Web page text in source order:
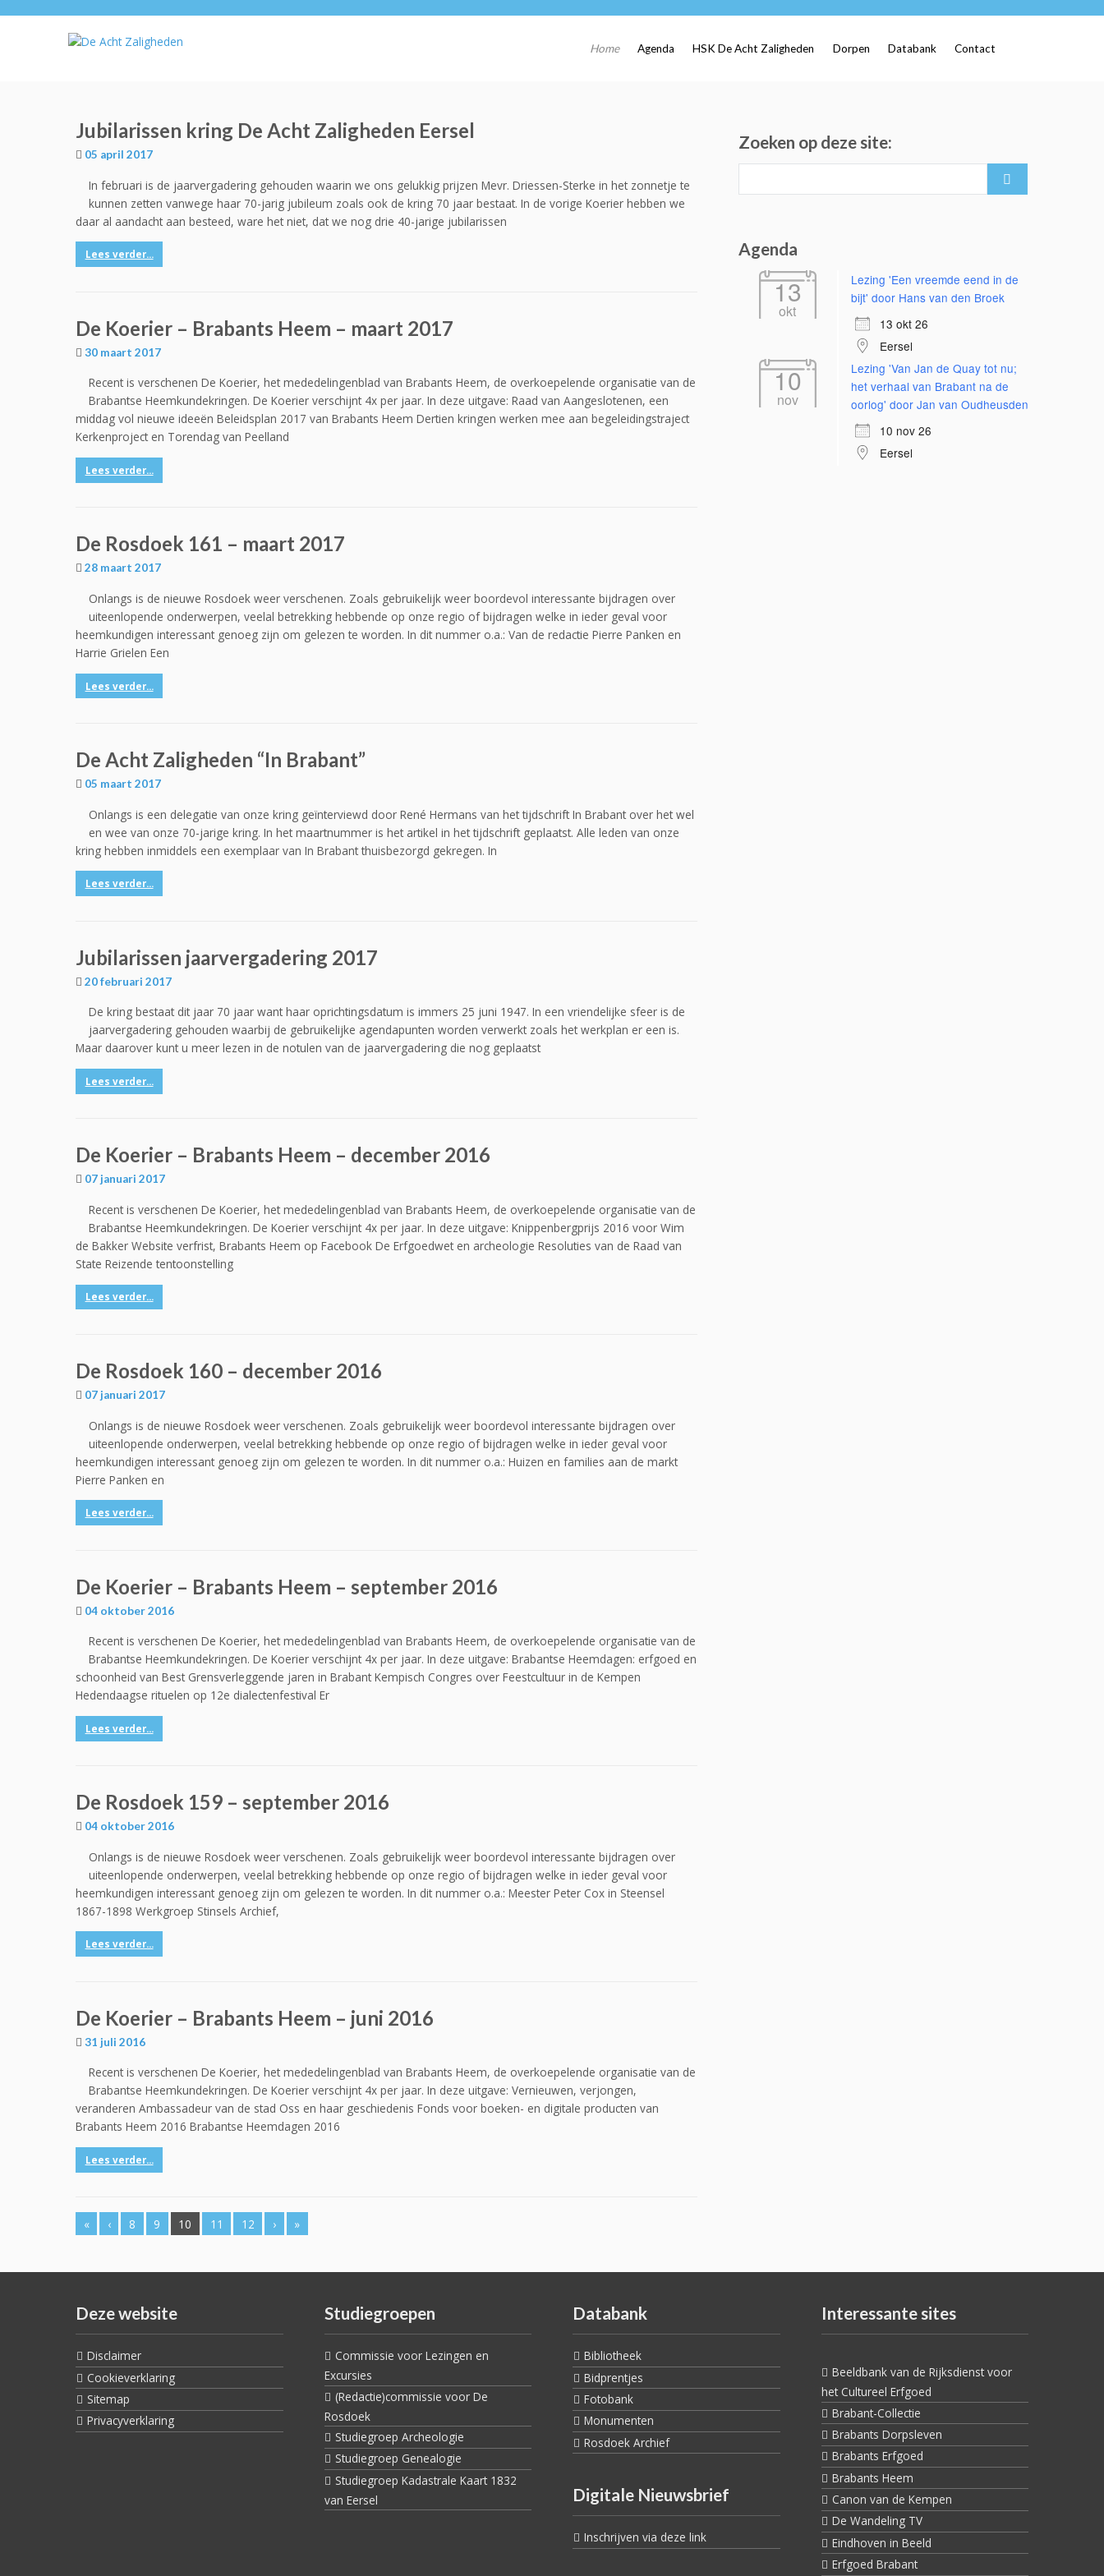
Home Agenda HSK De Acht Zaligheden Dorpen Databank Contact
Jubilarissen kring De Acht Zaligheden Eersel
05 april 2017
In februari is de jaarvergadering gehouden waarin we ons gelukkig prijzen Mevr. Driessen-Sterke in het zonnetje te
kunnen zetten vanwege haar 70-jarig jubileum zoals ook de kring 70 jaar bestaat. In de vorige Koerier hebben we
daar al aandacht aan besteed, ware het niet, dat we nog drie 40-jarige jubilarissen
Lees verder...
De Koerier – Brabants Heem – maart 2017
30 maart 2017
Recent is verschenen De Koerier, het mededelingenblad van Brabants Heem, de overkoepelende organisatie van de
Brabantse Heemkundekringen. De Koerier verschijnt 4x per jaar. In deze uitgave: Raad van Aangeslotenen, een
middag vol nieuwe ideeën Beleidsplan 2017 van Brabants Heem Dertien kringen werken mee aan begeleidingstraject
Kerkenproject en Torendag van Peelland
Lees verder...
De Rosdoek 161 – maart 2017
28 maart 2017
Onlangs is de nieuwe Rosdoek weer verschenen. Zoals gebruikelijk weer boordevol interessante bijdragen over
uiteenlopende onderwerpen, veelal betrekking hebbende op onze regio of bijdragen welke in ieder geval voor
heemkundigen interessant genoeg zijn om gelezen te worden. In dit nummer o.a.: Van de redactie Pierre Panken en
Harrie Grielen Een
Lees verder...
De Acht Zaligheden “In Brabant”
05 maart 2017
Onlangs is een delegatie van onze kring geïnterviewd door René Hermans van het tijdschrift In Brabant over het wel
en wee van onze 70-jarige kring. In het maartnummer is het artikel in het tijdschrift geplaatst. Alle leden van onze
kring hebben inmiddels een exemplaar van In Brabant thuisbezorgd gekregen. In
Lees verder...
Jubilarissen jaarvergadering 2017
20 februari 2017
De kring bestaat dit jaar 70 jaar want haar oprichtingsdatum is immers 25 juni 1947. In een vriendelijke sfeer is de
jaarvergadering gehouden waarbij de gebruikelijke agendapunten worden verwerkt zoals het werkplan er een is.
Maar daarover kunt u meer lezen in de notulen van de jaarvergadering die nog geplaatst
Lees verder...
De Koerier – Brabants Heem – december 2016
07 januari 2017
Recent is verschenen De Koerier, het mededelingenblad van Brabants Heem, de overkoepelende organisatie van de
Brabantse Heemkundekringen. De Koerier verschijnt 4x per jaar. In deze uitgave: Knippenbergprijs 2016 voor Wim
de Bakker Website verfrist, Brabants Heem op Facebook De Erfgoedwet en archeologie Resoluties van de Raad van
State Reizende tentoonstelling
Lees verder...
De Rosdoek 160 – december 2016
07 januari 2017
Onlangs is de nieuwe Rosdoek weer verschenen. Zoals gebruikelijk weer boordevol interessante bijdragen over
uiteenlopende onderwerpen, veelal betrekking hebbende op onze regio of bijdragen welke in ieder geval voor
heemkundigen interessant genoeg zijn om gelezen te worden. In dit nummer o.a.: Huizen en families aan de markt
Pierre Panken en
Lees verder...
De Koerier – Brabants Heem – september 2016
04 oktober 2016
Recent is verschenen De Koerier, het mededelingenblad van Brabants Heem, de overkoepelende organisatie van de
Brabantse Heemkundekringen. De Koerier verschijnt 4x per jaar. In deze uitgave: Brabantse Heemdagen: erfgoed en
schoonheid van Best Grensverleggende jaren in Brabant Kempisch Congres over Feestcultuur in de Kempen
Hedendaagse rituelen op 12e dialectenfestival Er
Lees verder...
De Rosdoek 159 – september 2016
04 oktober 2016
Onlangs is de nieuwe Rosdoek weer verschenen. Zoals gebruikelijk weer boordevol interessante bijdragen over
uiteenlopende onderwerpen, veelal betrekking hebbende op onze regio of bijdragen welke in ieder geval voor
heemkundigen interessant genoeg zijn om gelezen te worden. In dit nummer o.a.: Meester Peter Cox in Steensel
1867-1898 Werkgroep Stinsels Archief,
Lees verder...
De Koerier – Brabants Heem – juni 2016
31 juli 2016
Recent is verschenen De Koerier, het mededelingenblad van Brabants Heem, de overkoepelende organisatie van de
Brabantse Heemkundekringen. De Koerier verschijnt 4x per jaar. In deze uitgave: Vernieuwen, verjongen,
veranderen Ambassadeur van de stad Oss en haar geschiedenis Fonds voor boeken- en digitale producten van
Brabants Heem 2016 Brabantse Heemdagen 2016
Lees verder...
« ‹ 8 9 10 11 12 › »
Zoeken op deze site:
Agenda
13
okt
Lezing 'Een vreemde eend in de
bijt' door Hans van den Broek
13 okt 26
Eersel
10
nov
Lezing 'Van Jan de Quay tot nu;
het verhaal van Brabant na de
oorlog' door Jan van Oudheusden
10 nov 26
Eersel
Deze website
Disclaimer
Cookieverklaring
Sitemap
Privacyverklaring
Studiegroepen
Commissie voor Lezingen en
Excursies
(Redactie)commissie voor De
Rosdoek
Studiegroep Archeologie
Studiegroep Genealogie
Studiegroep Kadastrale Kaart 1832
van Eersel
Databank
Bibliotheek
Bidprentjes
Fotobank
Monumenten
Rosdoek Archief
Digitale Nieuwsbrief
Inschrijven via deze link
Interessante sites
Beeldbank van de Rijksdienst voor
het Cultureel Erfgoed
Brabant-Collectie
Brabants Dorpsleven
Brabants Erfgoed
Brabants Heem
Canon van de Kempen
De Wandeling TV
Eindhoven in Beeld
Erfgoed Brabant